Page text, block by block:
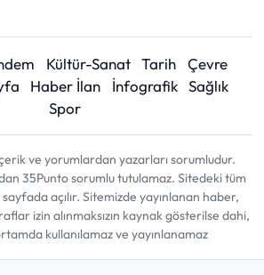
Kültür-Sanat Tarih
Çevre
Haber İlan İnfografik Sağlık
Spor
ve yorumlardan yazarları sorumludur.
35Punto sorumlu tutulamaz. Sitedeki tüm
açılır. Sitemizde yayınlanan haber,
izin alınmaksızın kaynak gösterilse dahi,
kullanılamaz ve yayınlanamaz